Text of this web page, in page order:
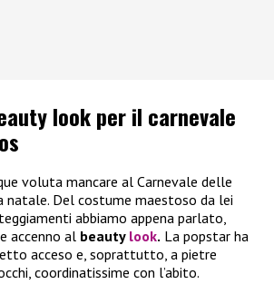
look per il carnevale
voluta mancare al Carnevale delle
natale. Del costume maestoso da lei
abbiamo appena parlato,
accenno al beauty look. La popstar ha
acceso e, soprattutto, a pietre
coordinatissime con l’abito.